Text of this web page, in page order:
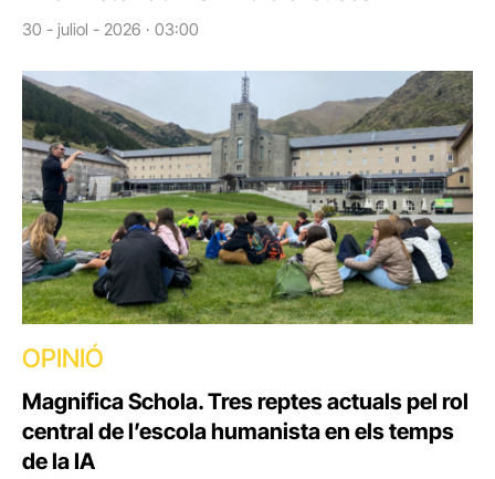
30 - juliol - 2026 · 03:00
OPINIÓ
Magnifica Schola. Tres reptes actuals pel rol
central de l’escola humanista en els temps
de la IA